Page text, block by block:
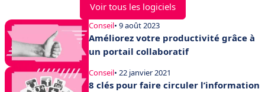
Voir tous les logiciels
Conseil• 9 août 2023
Améliorez votre productivité grâce à
un portail collaboratif
Conseil• 22 janvier 2021
8 clés pour faire circuler l’information